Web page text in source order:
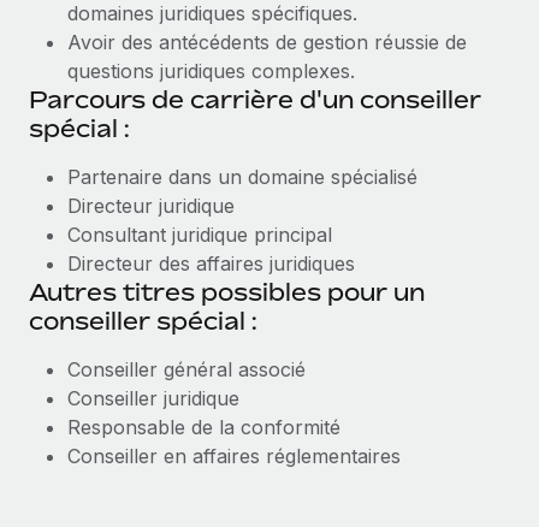
domaines juridiques spécifiques.
Avoir des antécédents de gestion réussie de
questions juridiques complexes.
Parcours de carrière d'un conseiller
spécial :
Partenaire dans un domaine spécialisé
Directeur juridique
Consultant juridique principal
Directeur des affaires juridiques
Autres titres possibles pour un
conseiller spécial :
Conseiller général associé
Conseiller juridique
Responsable de la conformité
Conseiller en affaires réglementaires